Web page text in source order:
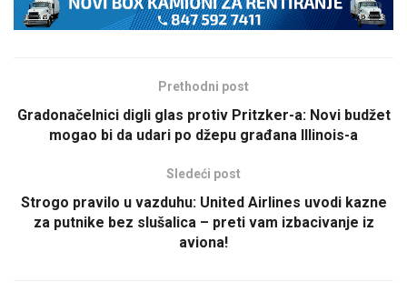
Prethodni post
Gradonačelnici digli glas protiv Pritzker-a: Novi budžet
mogao bi da udari po džepu građana Illinois-a
Sledeći post
Strogo pravilo u vazduhu: United Airlines uvodi kazne
za putnike bez slušalica – preti vam izbacivanje iz
aviona!